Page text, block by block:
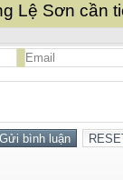
Lệ Sơn cần